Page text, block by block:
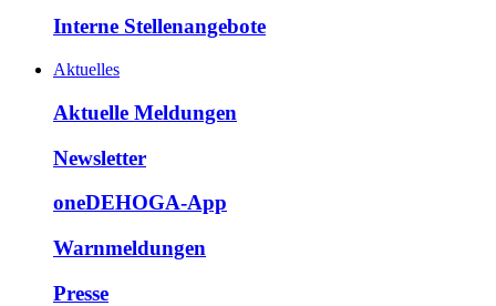
Interne Stellenangebote
Aktuelles
Aktuelle Meldungen
Newsletter
oneDEHOGA-App
Warnmeldungen
Presse